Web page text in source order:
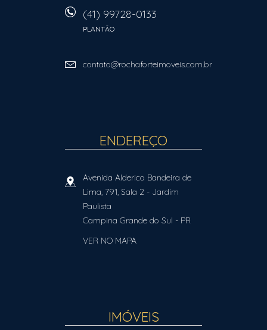
(41) 99728-0133
PLANTÃO
contato@rochaforteimoveis.com.br
ENDEREÇO
Avenida Alderico Bandeira de
Lima, 791, Sala 2 - Jardim
Paulista
Campina Grande do Sul - PR
VER NO MAPA
IMÓVEIS